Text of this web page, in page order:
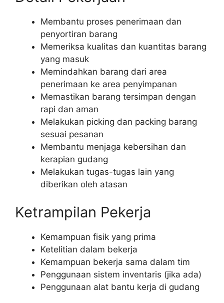
Membantu proses penerimaan dan
penyortiran barang
Memeriksa kualitas dan kuantitas barang
yang masuk
Memindahkan barang dari area
penerimaan ke area penyimpanan
Memastikan barang tersimpan dengan
rapi dan aman
Melakukan picking dan packing barang
sesuai pesanan
Membantu menjaga kebersihan dan
kerapian gudang
Melakukan tugas-tugas lain yang
diberikan oleh atasan
Ketrampilan Pekerja
Kemampuan fisik yang prima
Ketelitian dalam bekerja
Kemampuan bekerja sama dalam tim
Penggunaan sistem inventaris (jika ada)
Penggunaan alat bantu kerja di gudang